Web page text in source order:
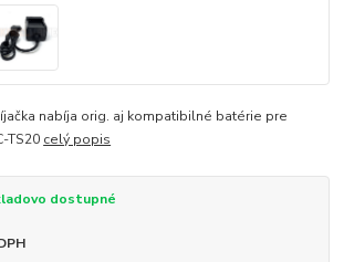
nabíja orig. aj kompatibilné batérie pre
TS20 celý popis
dostupné